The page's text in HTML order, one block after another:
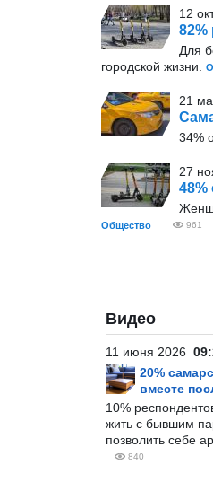
12
82%
Для
городской жизни.
21
34%
27
48%
Общество 961
Видео
11 июня 2026
20%
вместе
10%
жить с бывшим
позволить себе
840